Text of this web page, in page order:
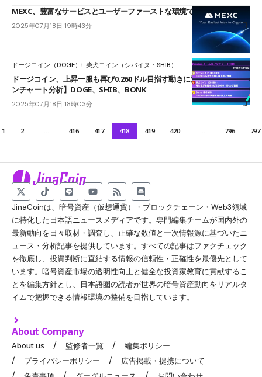
MEXC、豊富なサービスとユーザーファーストな環境で高成長
2025年07月18日 19時43分
ドージコイン（DOGE） 柴犬コイン（シバイヌ・SHIB）
ドージコイン、上昇一服も再び0.260ドル目指す動きに注目【ミームコイ
ンチャート分析】DOGE、SHIB、BONK
2025年07月18日 18時03分
1 2 416 417 418 419 420 796 797
JinaCoinは、暗号資産（仮想通貨）・ブロックチェーン・Web3領域
に特化した日本語ニュースメディアです。専門編集チームが国内外の
最新動向を日々取材・調査し、正確な数値と一次情報源に基づいたニ
ュース・分析記事を提供しています。すべての記事はファクチェック
を徹底し、投資判断に直結する情報の信頼性・正確性を最優先として
います。暗号資産市場の透明性向上と健全な投資家教育に貢献するこ
とを編集方針とし、日本語圏の読者が世界の暗号資産動向をリアルタ
イムで把握できる情報環境の整備を目指しています。
About Company
About us 監修者一覧
編集ポリシー
プライバシーポリシー
広告掲載・提携について